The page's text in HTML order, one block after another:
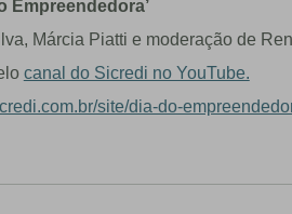
Empreendedora’
Márcia Piatti e moderação de
canal do Sicredi no YouTube.
site/dia-do-